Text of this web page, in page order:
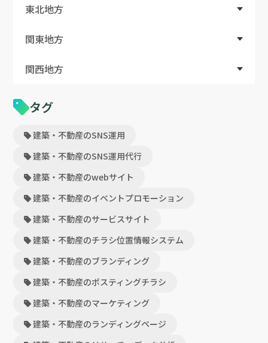
東北地方
関東地方
関西地方
タグ
建築・不動産のSNS運用
建築・不動産のSNS運用代行
建築・不動産のwebサイト
建築・不動産のイベントプロモーション
建築・不動産のサービスサイト
建築・不動産のチラシ位置情報システム
建築・不動産のブランディング
建築・不動産のポスティングチラシ
建築・不動産のマーケティング
建築・不動産のランディングページ